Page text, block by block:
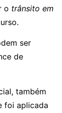
o trânsito em
ser
de
também
foi aplicada